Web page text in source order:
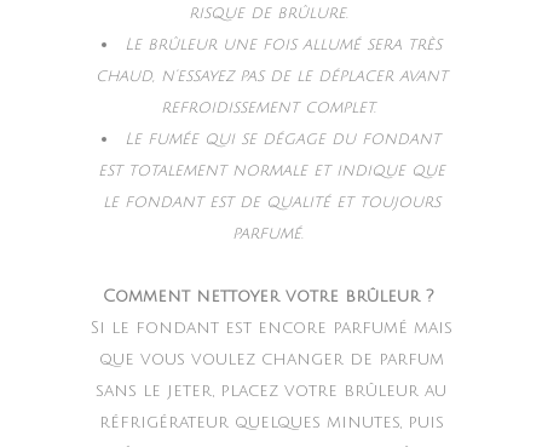
risque de brûlure.
Le brûleur une fois allumé sera très
chaud, n’essayez pas de le déplacer avant
refroidissement complet.
Le fumée qui se dégage du fondant
est totalement normale et indique que
le fondant est de qualité et toujours
parfumé.
Comment nettoyer votre brûleur ?
Si le fondant est encore parfumé mais
que vous voulez changer de parfum
sans le jeter, placez votre brûleur au
réfrigérateur quelques minutes, puis